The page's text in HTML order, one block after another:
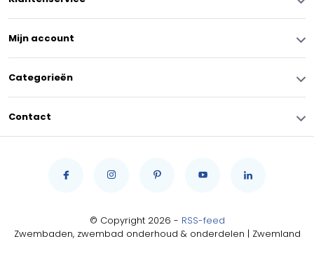
Mijn account
Categorieën
Contact
© Copyright 2026 - RSS-feed
Zwembaden, zwembad onderhoud & onderdelen | Zwemland